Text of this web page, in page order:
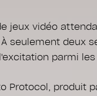
jeux vidéo
À seulement deux
parmi
Protocol, produit